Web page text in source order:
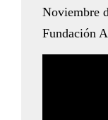
Noviembre
Fundación